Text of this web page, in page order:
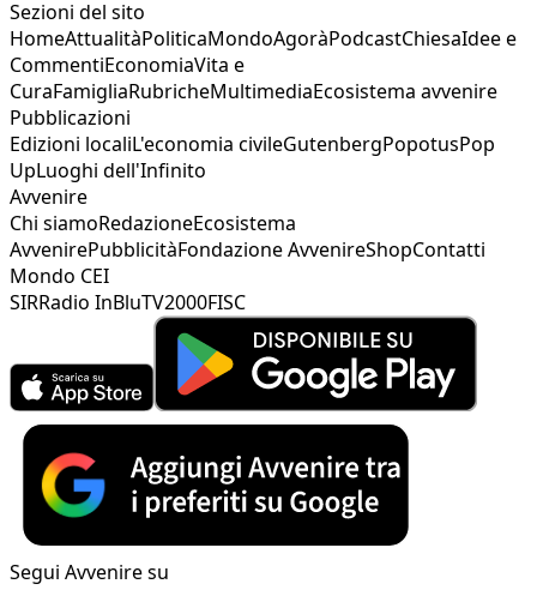
Sezioni del sito
HomeAttualitàPoliticaMondoAgoràPodcastChiesaIdee e
CommentiEconomiaVita e
CuraFamigliaRubricheMultimediaEcosistema avvenire
Pubblicazioni
Edizioni localiL'economia civileGutenbergPopotusPop
UpLuoghi dell'Infinito
Avvenire
Chi siamoRedazioneEcosistema
AvvenirePubblicitàFondazione AvvenireShopContatti
Mondo CEI
SIRRadio InBluTV2000FISC
Segui Avvenire su